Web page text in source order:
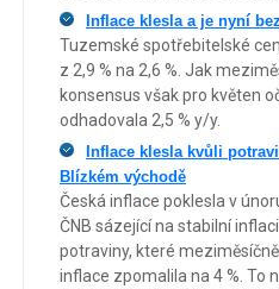
Inflace klesla a je nyní
Tuzemské spotřebitelské
z 2,9 % na 2,6 %. Jak
konsensus však pro květen
odhadovala 2,5 % y/y.
Inflace klesla kvůli
Blízkém východě
Česká inflace poklesla v
ČNB sázející na stabilní
potraviny, které
inflace zpomalila na 4 %. To